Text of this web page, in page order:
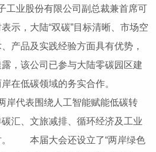
业股份有限公司副总裁兼首席可
示，大陆“双碳”目标清晰、市场空
产品及实践经验方面具有优势，
，该公司已参与大陆零碳园区建
在低碳领域的务实合作。
代表围绕人工智能赋能低碳转
汇、文旅减排、循环经济及工业
。 本届大会还设立了“两岸绿色